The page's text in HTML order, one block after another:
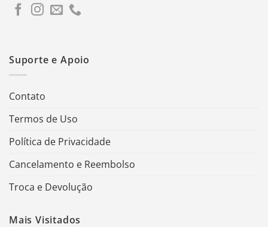
Suporte e Apoio
Contato
Termos de Uso
Política de Privacidade
Cancelamento e Reembolso
Troca e Devolução
Mais Visitados